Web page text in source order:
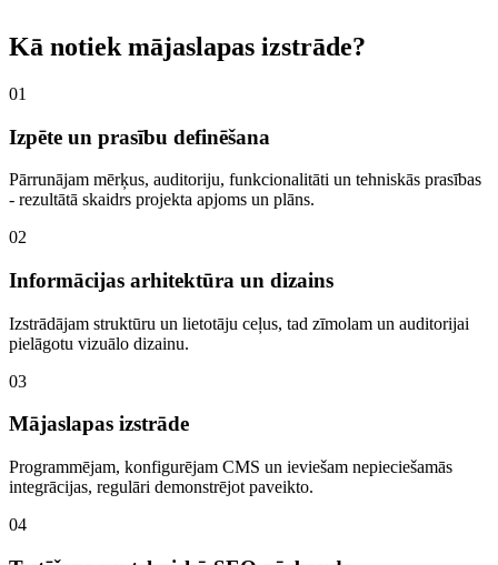
Kā notiek mājaslapas izstrāde?
01
Izpēte un prasību definēšana
Pārrunājam mērķus, auditoriju, funkcionalitāti un tehniskās prasības
- rezultātā skaidrs projekta apjoms un plāns.
02
Informācijas arhitektūra un dizains
Izstrādājam struktūru un lietotāju ceļus, tad zīmolam un auditorijai
pielāgotu vizuālo dizainu.
03
Mājaslapas izstrāde
Programmējam, konfigurējam CMS un ieviešam nepieciešamās
integrācijas, regulāri demonstrējot paveikto.
04